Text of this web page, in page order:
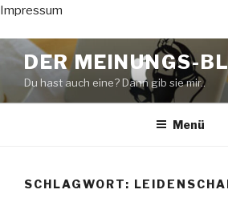
Impressum
Zum
Inhalt
springen
DER MEINUNGS-
Du hast auch eine? Dann gib sie mir..
Menü
SCHLAGWORT: